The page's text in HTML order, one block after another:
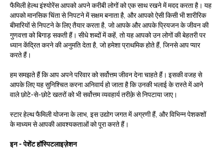
फैमिली हेल्थ इंश्योरेंस आपको अपने करीबी लोगों को एक साथ रखने में मदद करता है। यह
आपको मानसिक चिंता से निपटने में सक्षम बनाता है, और आपको ऐसी किसी भी शारीरिक
बीमारियों से निपटने के लिए तैयार करता है, जो आपके और आपके प्रियजन के जीवन की
गुणवत्ता को बिगाड़ सकती हैं। सीधे शब्दों में कहें, तो यह आपको उन लोगों की बेहतरी पर
ध्यान केंद्रित करने की अनुमति देता है, जो हमेशा प्राथमिक होते हैं, जिनसे आप प्यार
करते हैं।
हम समझते हैं कि आप अपने परिवार को सर्वोत्तम जीवन देना चाहते हैं। इसकी वजह से
आपके लिए यह सुनिश्चित करना अनिवार्य हो जाता है कि उनकी भलाई के रास्ते में आने
वाले छोटे-से-छोटे खतरों को भी सर्वोत्तम व्यवहार्य तरीक़े से निपटाया जाए।
स्टार हेल्थ फैमिली योजना के लाभ, इस उद्योग जगत में अग्रणी हैं, और विभिन्न पेशकशों
के माध्यम से आपकी आवश्यकताओं को पूरा करते हैं।
इन - पेशेंट हॉस्पिटलाइज़ेशन